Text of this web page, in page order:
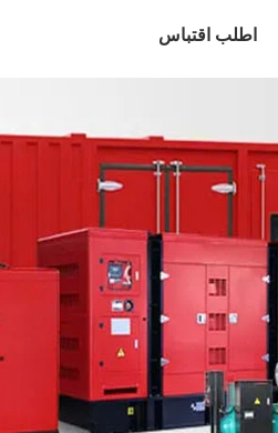
اطلب اقتباس